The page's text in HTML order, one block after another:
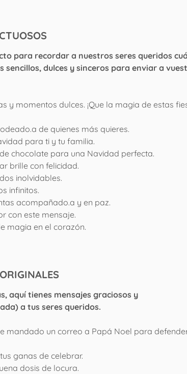
para recordar a nuestros seres queridos
sencillos, dulces y sinceros para enviar a
y momentos dulces. ¡Que la magia de estas
de quienes más quieres.
para ti y tu familia.
chocolate para una Navidad perfecta.
brille con felicidad.
inolvidables.
infinitos.
acompañado.a y en paz.
con este mensaje.
magia en el corazón.
aquí tienes mensajes graciosos y
a tus seres queridos.
mandado un correo a Papá Noel para
ganas de celebrar.
dosis de locura.